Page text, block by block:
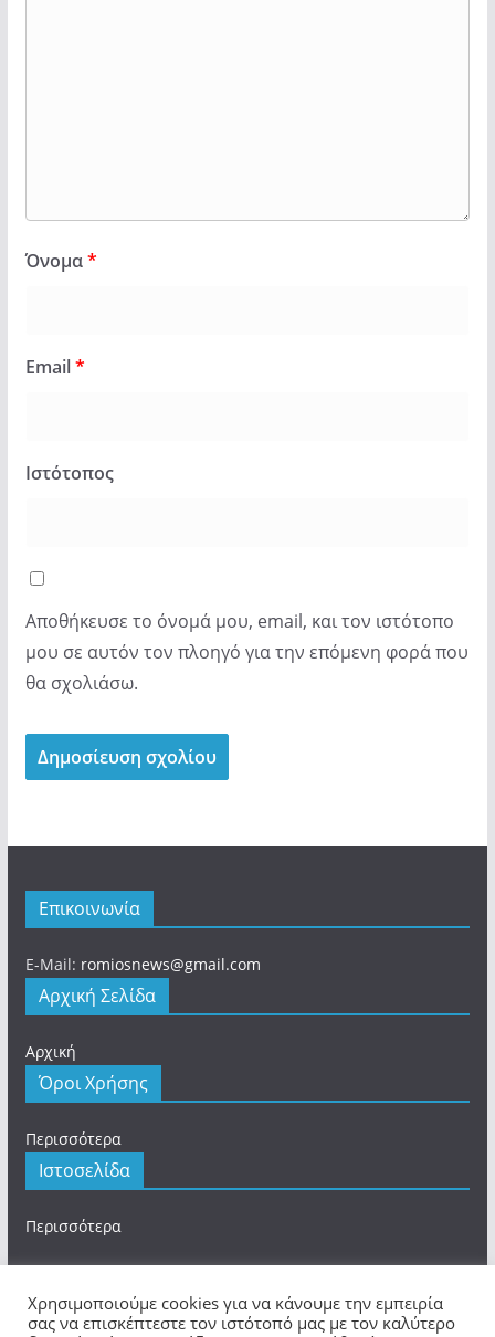
Όνομα*
Email*
Ιστότοπος
Αποθήκευσε το όνομά μου, email, και τον ιστότοπο
μου σε αυτόν τον πλοηγό για την επόμενη φορά που
θα σχολιάσω.
Επικοινωνία
E-Mail: romiosnews@gmail.com
Αρχική Σελίδα
Αρχική
Όροι Χρήσης
Περισσότερα
Ιστοσελίδα
Περισσότερα
Χρησιμοποιούμε cookies για να κάνουμε την εμπειρία
σας να επισκέπτεστε τον ιστότοπό μας με τον καλύτερο